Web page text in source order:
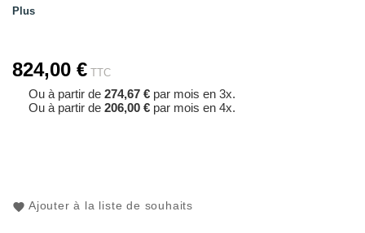
Plus
824,00 € TTC
Ou à partir de 274,67 € par mois en 3x.
Ou à partir de 206,00 € par mois en 4x.
Ajouter à la liste de souhaits